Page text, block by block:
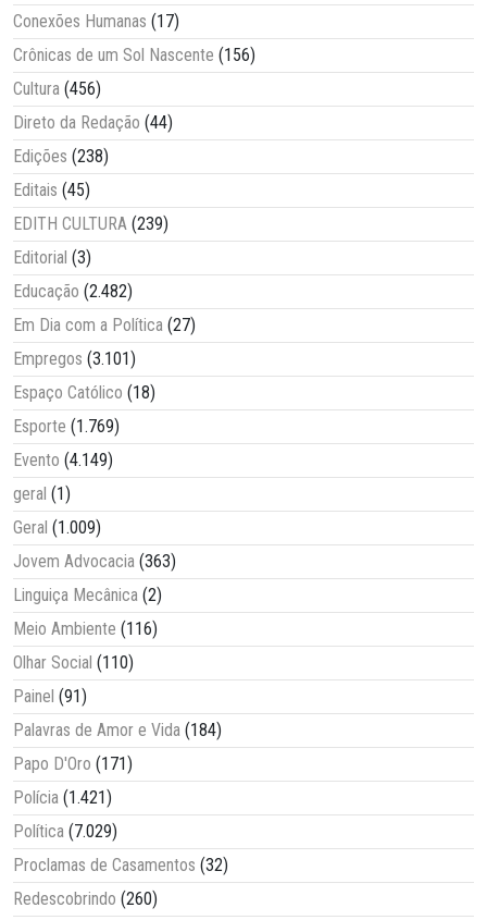
Conexões Humanas (17)
Crônicas de um Sol Nascente (156)
Cultura (456)
Direto da Redação (44)
Edições (238)
Editais (45)
EDITH CULTURA (239)
Editorial (3)
Educação (2.482)
Em Dia com a Política (27)
Empregos (3.101)
Espaço Católico (18)
Esporte (1.769)
Evento (4.149)
geral (1)
Geral (1.009)
Jovem Advocacia (363)
Linguiça Mecânica (2)
Meio Ambiente (116)
Olhar Social (110)
Painel (91)
Palavras de Amor e Vida (184)
Papo D'Oro (171)
Polícia (1.421)
Política (7.029)
Proclamas de Casamentos (32)
Redescobrindo (260)